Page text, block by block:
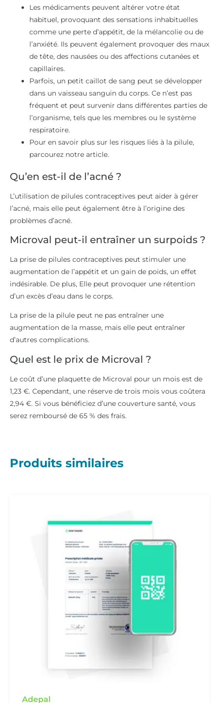
Les médicaments peuvent altérer votre état
habituel, provoquant des sensations inhabituelles
comme une perte d’appétit, de la mélancolie ou de
l’anxiété. Ils peuvent également provoquer des maux
de tête, des nausées ou des affections cutanées et
capillaires.
Parfois, un petit caillot de sang peut se développer
dans un vaisseau sanguin du corps. Ce n’est pas
fréquent et peut survenir dans différentes parties de
l’organisme, tels que les membres ou le système
respiratoire.
Pour en savoir plus sur les risques liés à la pilule,
parcourez notre article.
Qu’en est-il de l’acné ?
L’utilisation de pilules contraceptives peut aider à gérer
l’acné, mais elle peut également être à l’origine des
problèmes d’acné.
Microval peut-il entraîner un surpoids ?
La prise de pilules contraceptives peut stimuler une
augmentation de l’appétit et un gain de poids, un effet
indésirable. De plus, Elle peut provoquer une rétention
d’un excès d’eau dans le corps.
La prise de la pilule peut ne pas entraîner une
augmentation de la masse, mais elle peut entraîner
d’autres complications.
Quel est le prix de Microval ?
Le coût d’une plaquette de Microval pour un mois est de
1,23 €. Cependant, une réserve de trois mois vous coûtera
2,94 €. Si vous bénéficiez d’une couverture santé, vous
serez remboursé de 65 % des frais.
Produits similaires
Adepal